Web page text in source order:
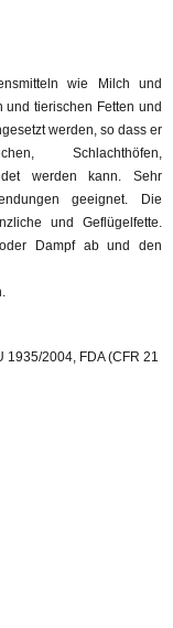
wie Milch und
und tierischen Fetten und
werden, so dass er
Schlachthöfen,
werden kann. Sehr
geeignet. Die
und Geflügelfette.
Dampf ab und den
1935/2004, FDA (CFR 21